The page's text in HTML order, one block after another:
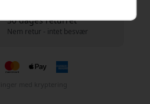
30 dages returret
Nem retur - intet besvær